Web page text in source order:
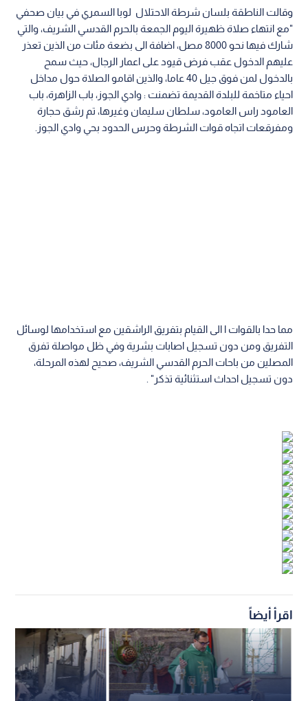
وقالت الناطقة بلسان شرطة الاحتلال لوبا السمري في بيان صحفي
"مع انتهاء صلاة ظهيرة اليوم الجمعة بالحرم القدسي الشريف، والتي
شارك فيها نحو 8000 مصل، اضافة الى بضعة مئات من الذين تعذر
عليهم الدخول عقب فرض قيود على اعمار الرجال، حيث سمح
بالدخول لمن فوق جيل 40 عاما، والذين اقامو الصلاة حول مداخل
احياء متاخمة للبلدة القديمة تضمنت : وادي الجوز، باب الزاهرة، باب
العامود راس العامود، سلطان سليمان وغيرها، تم رشق حجارة
ومفرقعات اتجاه قوات الشرطة وحرس الحدود بحي وادي الجوز.
مما حدا بالقوات ا الى القيام بتفريق الراشقين مع استخدامها لوسائل
التفريق ومن دون تسجيل اصابات بشرية وفي ظل مواصلة تفرق
المصلين من باحات الحرم القدسي الشريف، صحيح لهذه المرحلة،
دون تسجيل احداث استثنائية تذكر" .
اقرأ أيضاً